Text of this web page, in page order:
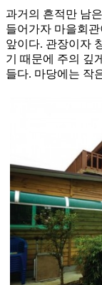
과거의 흔적만 남
들어가자 마을회
앞이다. 관장이자
기 때문에 주의 깊
들다. 마당에는 작